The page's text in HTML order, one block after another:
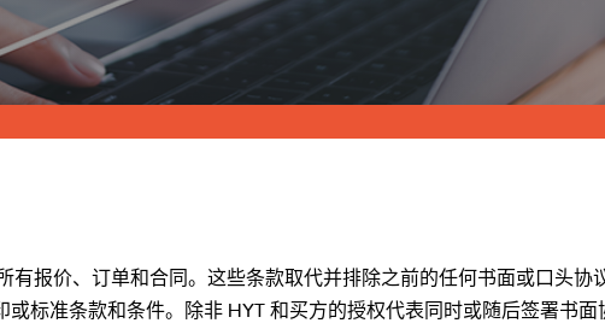
报价、订单和合同。这些条款取代并排除之前的任何书面或口头协
标准条款和条件。除非 HYT 和买方的授权代表同时或随后签署书面